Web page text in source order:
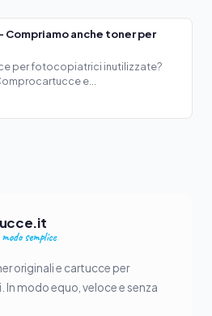
Compriamo anche toner per
per fotocopiatrici inutilizzate?
e...
semplice
originali e cartucce per
modo equo, veloce e senza